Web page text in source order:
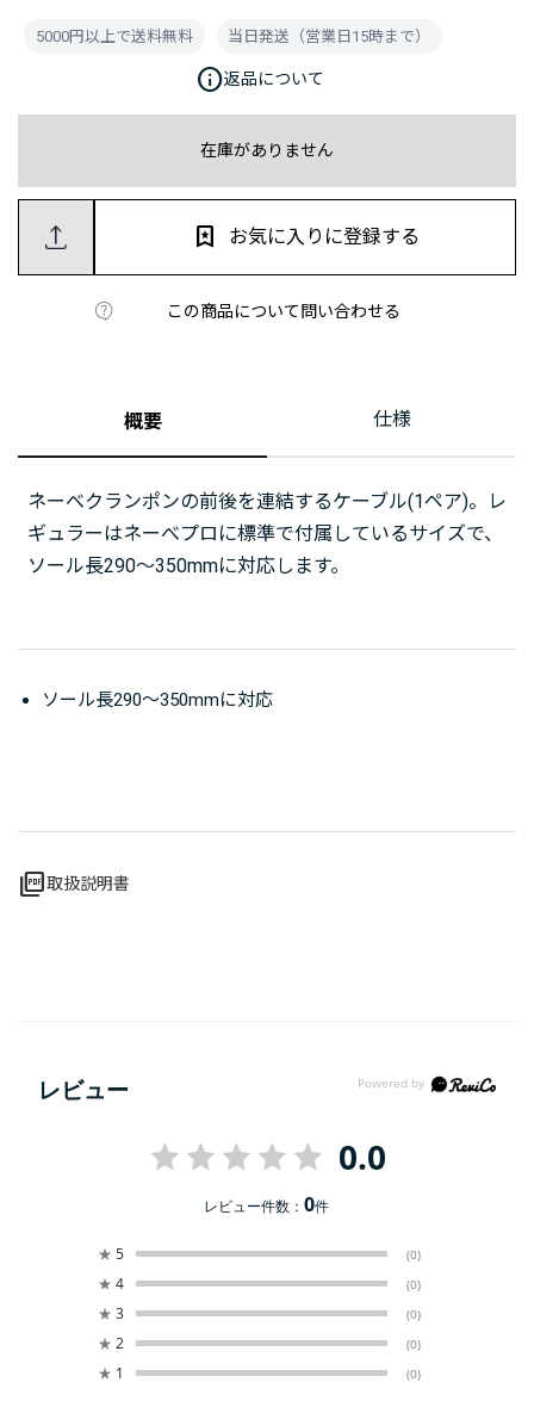
在庫がありません
この商品について問い合わせる
お気に入りに登録する
5000円以上で送料無料 当日発送（営業日15時まで）
info返品について
概要 仕様
ネーべクランポンの前後を連結するケーブル(1ペア)。レ
ギュラーはネーべプロに標準で付属しているサイズで、
ソール長290～350mmに対応します。
ソール長290～350mmに対応
picture_as_pdf取扱説明書
レビュー
0.0
レビュー件数：0件
★ 5 (0)
★ 4 (0)
★ 3 (0)
★ 2 (0)
★ 1 (0)